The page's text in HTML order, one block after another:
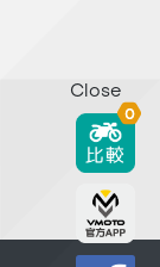
Close
0